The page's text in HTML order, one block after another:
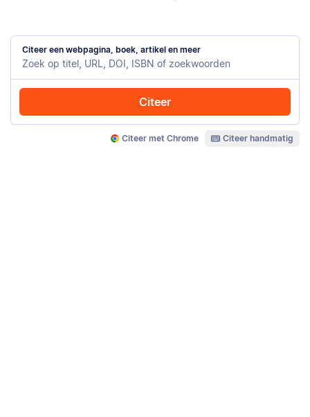
Citeer een webpagina, boek, artikel en meer
Citeer
Citeer met Chrome Citeer handmatig